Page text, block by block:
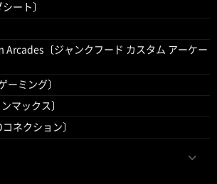
ート〕
Arcades〔ジャンクフード カスタム アーケー
ーミング〕
マックス〕
ネクション〕